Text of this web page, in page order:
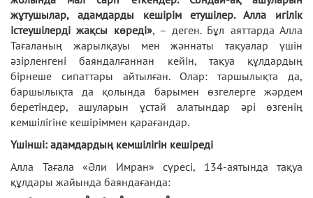
жұтушылар, адамдарды кешірім етушілер. Алла игілік
істеушілерді жақсы көреді», – деген. Бұл аяттарда Алла
Тағаланың жарылқауы мен жәннаты тақуалар үшін
әзірленгені баяндалғаннан кейін, тақуа құлдардың
бірнеше сипаттары айтылған. Олар: таршылықта да,
баршылықта да қолында барымен өзгелерге жәрдем
беретіндер, ашуларын ұстай алатындар әрі өзгенің
кемшілігіне кешіріммен қарағандар.
Үшінші: адамдардың кемшілігін кешіреді
Алла Тағала «Әли Имран» сүресі, 134-аятында тақуа
құлдары жайында баяндағанда: